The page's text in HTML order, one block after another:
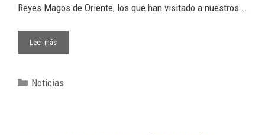
Reyes Magos de Oriente, los que han visitado a nuestros …
Leer más
Noticias